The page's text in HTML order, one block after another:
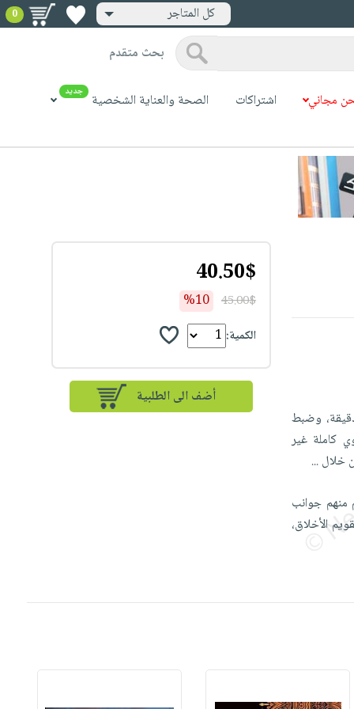
كل المتاجر 0
بحث متقدم
مجاني اشتراكات الصحة والعناية الشخصية جديد
وضبط
كاملة غير
خلال...
منهم جوانب
الأخلاق،
40.50$
45.00$
%10
الكمية:
أضف الى الطلبية